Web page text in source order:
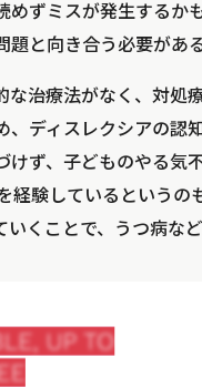
めずミスが発生する
と向き合う必要がある
治療法がなく、対処
、ディスレクシアの
ず、子どものやる気
経験しているという
くことで、うつ病な